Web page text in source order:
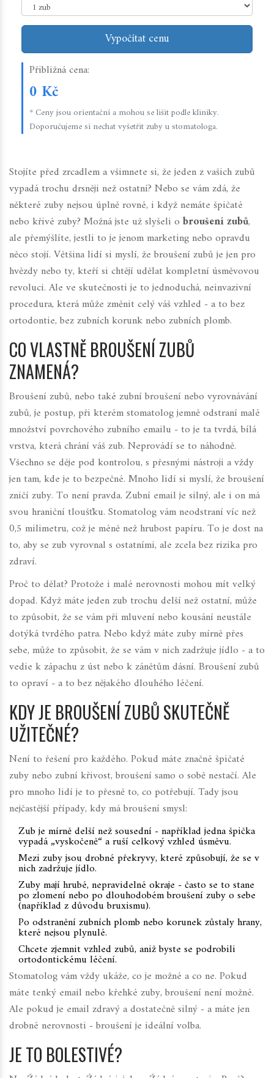
Vypočítat cenu
Přibližná cena:
0 Kč
* Ceny jsou orientační a mohou se lišit podle kliniky.
Doporučujeme si nechat vyšetřit zuby u stomatologa.
Stojíte před zrcadlem a všimnete si, že jeden z vašich zubů
vypadá trochu drsněji než ostatní? Nebo se vám zdá, že
některé zuby nejsou úplně rovné, i když nemáte špičaté
nebo křivé zuby? Možná jste už slyšeli o broušení zubů,
ale přemýšlíte, jestli to je jenom marketing nebo opravdu
něco stojí. Většina lidí si myslí, že broušení zubů je jen pro
hvězdy nebo ty, kteří si chtějí udělat kompletní úsměvovou
revoluci. Ale ve skutečnosti je to jednoduchá, neinvazivní
procedura, která může změnit celý váš vzhled - a to bez
ortodontie, bez zubních korunk nebo zubních plomb.
CO VLASTNĚ BROUŠENÍ ZUBŮ
ZNAMENÁ?
Broušení zubů, nebo také zubní broušení nebo vyrovnávání
zubů, je postup, při kterém stomatolog jemně odstraní malé
množství povrchového zubního emailu - to je ta tvrdá, bílá
vrstva, která chrání váš zub. Neprovádí se to náhodně.
Všechno se děje pod kontrolou, s přesnými nástroji a vždy
jen tam, kde je to bezpečné. Mnoho lidí si myslí, že broušení
zničí zuby. To není pravda. Zubní email je silný, ale i on má
svou hraniční tloušťku. Stomatolog vám neodstraní víc než
0,5 milimetru, což je méně než hrubost papíru. To je dost na
to, aby se zub vyrovnal s ostatními, ale zcela bez rizika pro
zdraví.
Proč to dělat? Protože i malé nerovnosti mohou mít velký
dopad. Když máte jeden zub trochu delší než ostatní, může
to způsobit, že se vám při mluvení nebo kousání neustále
dotýká tvrdého patra. Nebo když máte zuby mírně přes
sebe, může to způsobit, že se vám v nich zadržuje jídlo - a to
vedie k zápachu z úst nebo k zánětům dásní. Broušení zubů
to opraví - a to bez nějakého dlouhého léčení.
KDY JE BROUŠENÍ ZUBŮ SKUTEČNĚ
UŽITEČNÉ?
Není to řešení pro každého. Pokud máte značné špičaté
zuby nebo zubní křivost, broušení samo o sobě nestačí. Ale
pro mnoho lidí je to přesně to, co potřebují. Tady jsou
nejčastější případy, kdy má broušení smysl:
Zub je mírně delší než sousední - například jedna špička
vypadá „vyskočeně“ a ruší celkový vzhled úsměvu.
Mezi zuby jsou drobné překryvy, které způsobují, že se v
nich zadržuje jídlo.
Zuby mají hrubé, nepravidelné okraje - často se to stane
po zlomení nebo po dlouhodobém broušení zuby o sebe
(například z důvodu bruxismu).
Po odstranění zubních plomb nebo korunek zůstaly hrany,
které nejsou plynulé.
Chcete zjemnit vzhled zubů, aniž byste se podrobili
ortodontickému léčení.
Stomatolog vám vždy ukáže, co je možné a co ne. Pokud
máte tenký email nebo křehké zuby, broušení není možné.
Ale pokud je email zdravý a dostatečně silný - a máte jen
drobné nerovnosti - broušení je ideální volba.
JE TO BOLESTIVÉ?